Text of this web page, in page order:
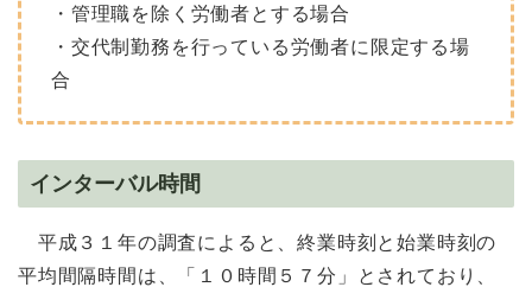
・管理職を除く労働者とする場合
・交代制勤務を行っている労働者に限定する場
合
インターバル時間
平成３１年の調査によると、終業時刻と始業時刻の
平均間隔時間は、「１０時間５７分」とされており、